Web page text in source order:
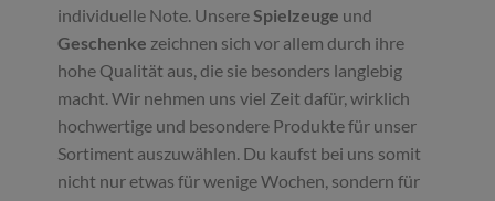
individuelle Note. UnsereSpielzeuge und
Geschenke zeichnen sich vor allem durch ihre
hohe Qualität aus, die sie besonders langlebig
macht. Wir nehmen uns viel Zeit dafür, wirklich
hochwertige und besondere Produkte für unser
Sortiment auszuwählen. Du kaufst bei uns somit
nicht nur etwas für wenige Wochen, sondern für